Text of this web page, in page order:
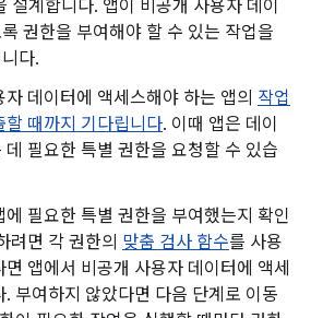
설계합니다. 앱이 비공개 사용자 데이
권한을 부여해야 할 수 있는 작업을
다.
데이터에 액세스해야 하는 앱의 작업
할 때까지 기다립니다. 이때 앱은 데이
데 필요한 특별 권한을 요청할 수 있습
에 필요한 특별 권한을 부여했는지 확인
려면 각 권한의 맞춤 검사 함수를 사용
앱에서 비공개 사용자 데이터에 액세
부여하지 않았다면 다음 단계로 이동